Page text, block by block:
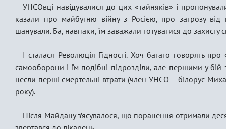
УНСОвці навідувалися до цих «тайняків» і
казали про майбутню війну з Росією, про загрозу від
шанували. Ба, навпаки, їм заважали готуватися до захисту
І сталася Революція Гідності. Хоч багато говорять
самооборони і їм подібні підрозділи, але першими у
несли перші смертельні втрати (член УНСО – білорус
року).
Після Майдану з’ясувалося, що поранення отримали